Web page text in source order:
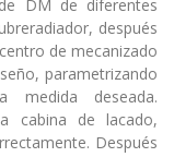
DM de diferentes
después
de mecanizado
parametrizando
deseada.
cabina de lacado,
Después